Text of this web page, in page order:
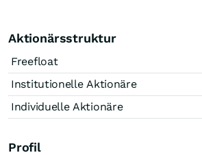
Aktionärsstruktur
Freefloat
Institutionelle Aktionäre
Individuelle Aktionäre
Profil